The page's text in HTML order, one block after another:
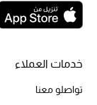
خدمات العملاء
تواصلو معنا